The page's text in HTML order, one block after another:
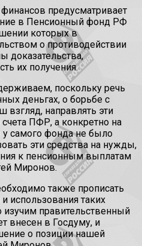
предусматривает
в Пенсионный фонд РФ
которых в
о противодействии
доказательства,
их получения.
поскольку речь
деньгах, о борьбе с
взгляд, направлять эти
ПФР, а конкретно на
самого фонда не было
эти средства на нужды,
к пенсионным выплатам
Миронов.
также прописать
использования таких
правительственный
внесен в Госдуму, и
о позиции нашей